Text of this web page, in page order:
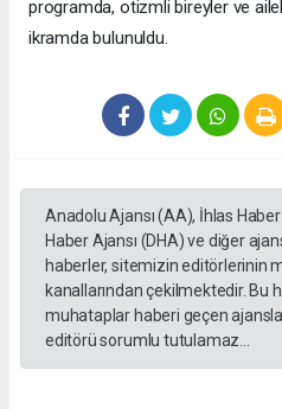
programda, otizmli bireyler ve
ikramda bulunuldu.
Anadolu Ajansı (AA), İhlas
Haber Ajansı (DHA) ve diğer
haberler, sitemizin editörlerinin
kanallarından çekilmektedir. Bu
muhataplar haberi geçen
editörü sorumlu tutulamaz...